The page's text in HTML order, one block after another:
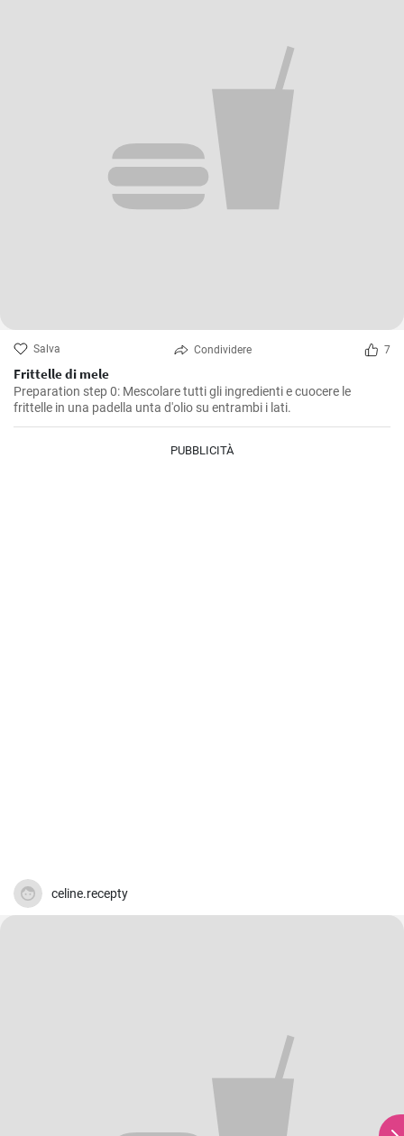
Salva Condividere 7
Frittelle di mele
Preparation step 0: Mescolare tutti gli ingredienti e cuocere le
frittelle in una padella unta d'olio su entrambi i lati.
PUBBLICITÀ
celine.recepty